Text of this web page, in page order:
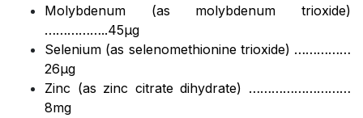
Molybdenum (as molybdenum trioxide)
……………..45µg
Selenium (as selenomethionine trioxide) ……………
26µg
Zinc (as zinc citrate dihydrate) ………………………
8mg